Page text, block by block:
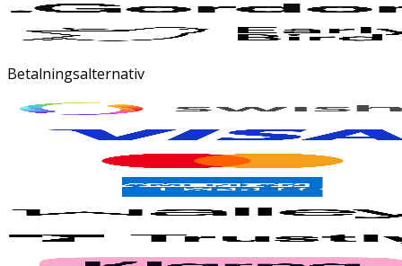
Betalningsalternativ